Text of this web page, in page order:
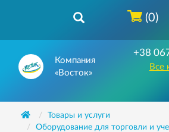
Компания
«Восток»
+38
Все
(0)
Товары и услуги
Оборудование для торговли и